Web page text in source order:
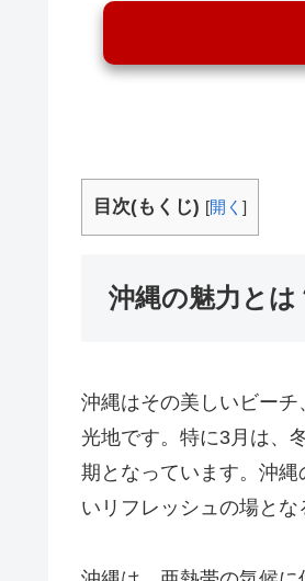
目次(もくじ) [開く ]
沖縄の魅力と
沖縄はその美しいビー
光地です。特に3月は、
期となっています。沖
いリフレッシュの場とな